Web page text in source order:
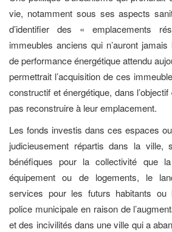
vie, notamment sous ses aspects
d’identifier des « emplacements
immeubles anciens qui n’auront
de performance énergétique attendu
permettrait l’acquisition de ces
constructif et énergétique, dans
pas reconstruire à leur emplacement.
Les fonds investis dans ces espaces
judicieusement répartis dans la ville,
bénéfiques pour la collectivité que
équipement ou de logements, le
services pour les futurs habitants ou
police municipale en raison de
et des incivilités dans une ville qui a